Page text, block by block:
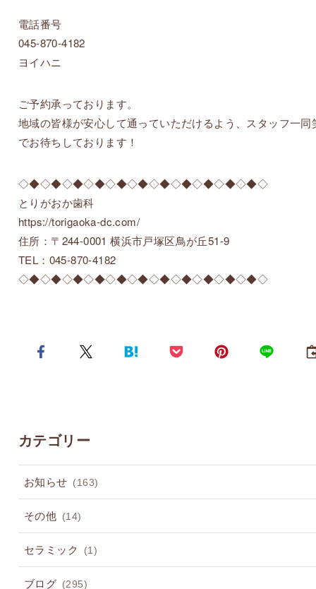
電話番号
045-870-4182
ヨイハニ
ご予約承っております。
地域の皆様が安心して通っていただけるよう、スタッフ一同
でお待ちしております！
◇◆◇◆◇◆◇◆◇◆◇◆◇◆◇◆◇◆◇◆◇◆◇
とりがおか歯科
https://torigaoka-dc.com/
住所：〒244-0001 横浜市戸塚区鳥が丘51-9
TEL：045-870-4182
◇◆◇◆◇◆◇◆◇◆◇◆◇◆◇◆◇◆◇◆◇◆◇
カテゴリー
お知らせ (163)
その他 (14)
セラミック (1)
ブログ (295)